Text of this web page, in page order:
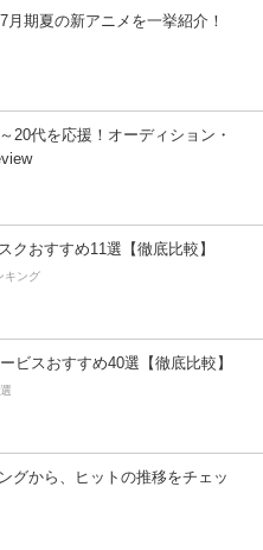
月期夏の新アニメを一挙紹介！
20代を応援！オーディション・
クおすすめ11選【徹底比較】
キング
ビスおすすめ40選【徹底比較】
グから、ヒットの推移をチェッ